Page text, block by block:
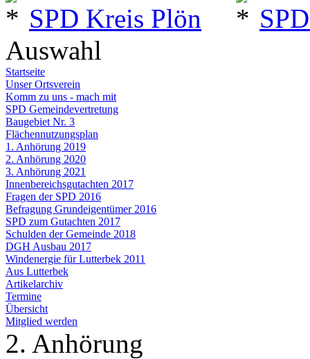
SPD Kreis Plön
Auswahl
Startseite
Unser Ortsverein
Komm zu uns - mach mit
SPD Gemeindevertretung
Baugebiet Nr. 3
Flächennutzungsplan
1. Anhörung 2019
2. Anhörung 2020
3. Anhörung 2021
Innenbereichsgutachten 2017
Fragen der SPD 2016
Befragung Grundeigentümer 2016
SPD zum Gutachten 2017
Schulden der Gemeinde 2018
DGH Ausbau 2017
Windenergie für Lutterbek 2011
Aus Lutterbek
Artikelarchiv
Termine
Übersicht
Mitglied werden
2. Anhörung